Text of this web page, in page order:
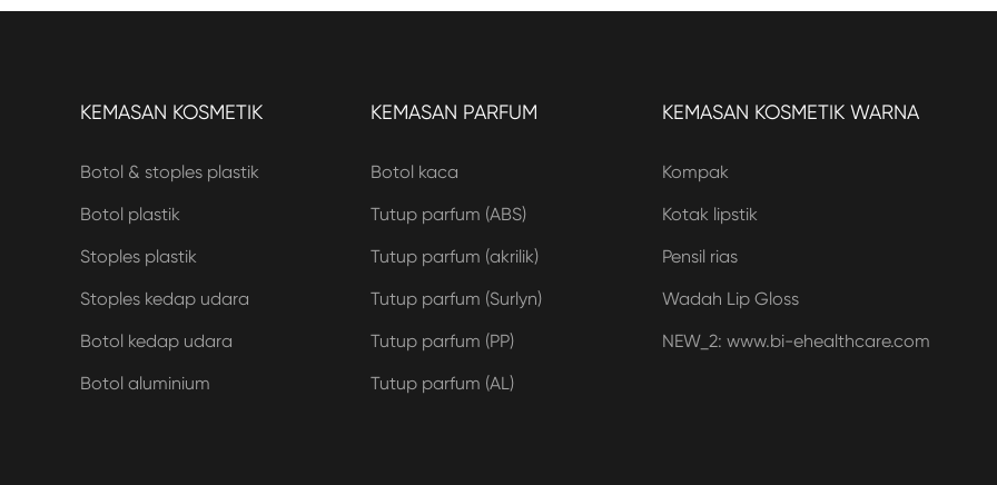
KEMASAN KOSMETIK
Botol & stoples plastik
Botol plastik
Stoples plastik
Stoples kedap udara
Botol kedap udara
Botol aluminium
KEMASAN PARFUM
Botol kaca
Tutup parfum (ABS)
Tutup parfum (akrilik)
Tutup parfum (Surlyn)
Tutup parfum (PP)
Tutup parfum (AL)
KEMASAN KOSMETIK WARNA
Kompak
Kotak lipstik
Pensil rias
Wadah Lip Gloss
NEW_2: www.bi-ehealthcare.com